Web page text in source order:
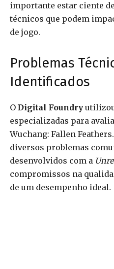
importante estar ciente
técnicos que podem
de jogo.
Problemas
Identificados
O Digital Foundry
especializadas para
Wuchang: Fallen
diversos problemas
desenvolvidos com a
compromissos na
de um desempenho ideal.